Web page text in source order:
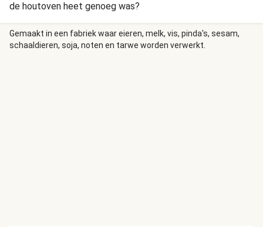
de houtoven heet genoeg was?
Gemaakt in een fabriek waar eieren, melk, vis, pinda's, sesam,
schaaldieren, soja, noten en tarwe worden verwerkt.